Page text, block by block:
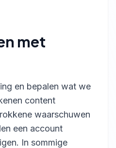
met
en bepalen wat we
content
waarschuwen
een account
In sommige